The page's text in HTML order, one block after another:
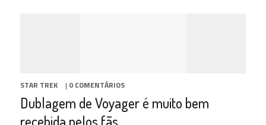
STAR TREK | 0 COMENTÁRIOS
Dublagem de Voyager é muito bem
recebida pelos fãs